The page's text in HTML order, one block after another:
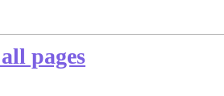
pages